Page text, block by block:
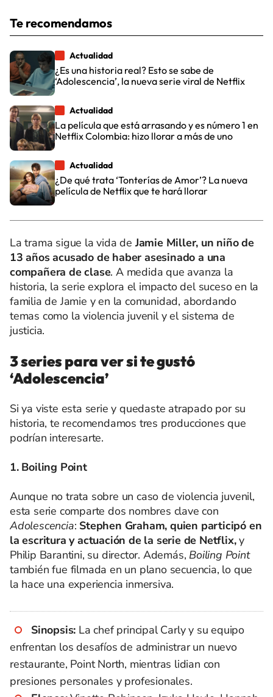
Te recomendamos
Actualidad
¿Es una historia real? Esto se sabe de
‘Adolescencia’, la nueva serie viral de Netflix
Actualidad
La película que está arrasando y es número 1 en
Netflix Colombia: hizo llorar a más de uno
Actualidad
¿De qué trata ‘Tonterías de Amor’? La nueva
película de Netflix que te hará llorar
La trama sigue la vida deJamie Miller, un niño de
13 años acusado de haber asesinado a una
compañera de clase. A medida que avanza la
historia, la serie explora el impacto del suceso en la
familia de Jamie y en la comunidad, abordando
temas como la violencia juvenil y el sistema de
justicia.
3 series para ver si te gustó
‘Adolescencia’
Si ya viste esta serie y quedaste atrapado por su
historia, te recomendamos tres producciones que
podrían interesarte.
1. Boiling Point
Aunque no trata sobre un caso de violencia juvenil,
esta serie comparte dos nombres clave con
Adolescencia: Stephen Graham, quien participó en
la escritura y actuación de la serie de Netflix,y
Philip Barantini, su director. Además, Boiling Point
también fue filmada en un plano secuencia, lo que
la hace una experiencia inmersiva.
Sinopsis: La chef principal Carly y su equipo
enfrentan los desafíos de administrar un nuevo
restaurante, Point North, mientras lidian con
presiones personales y profesionales.